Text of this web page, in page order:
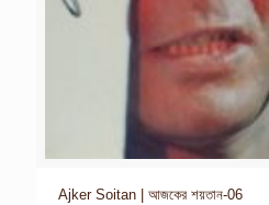
Ajker Soitan | আজকের শয়তান-06